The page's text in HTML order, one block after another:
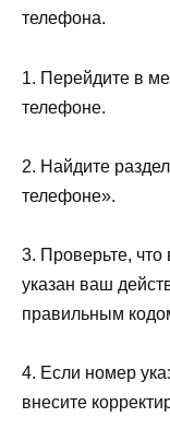
телефона.
1. Перейдите в
телефоне.
2. Найдите
телефоне».
3. Проверьте,
указан ваш
правильным
4. Если номер
внесите